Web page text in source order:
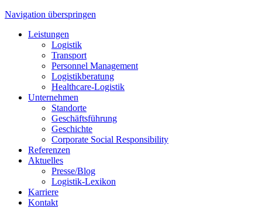
Navigation überspringen
Leistungen
Logistik
Transport
Personnel Management
Logistikberatung
Healthcare-Logistik
Unternehmen
Standorte
Geschäftsführung
Geschichte
Corporate Social Responsibility
Referenzen
Aktuelles
Presse/Blog
Logistik-Lexikon
Karriere
Kontakt